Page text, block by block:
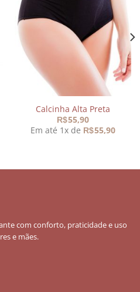
Adicionar
aos
meus
desejos
Calcinha Alta Preta
R$55,90
Em até 1x de R$55,90
com conforto, praticidade e uso
e mães.